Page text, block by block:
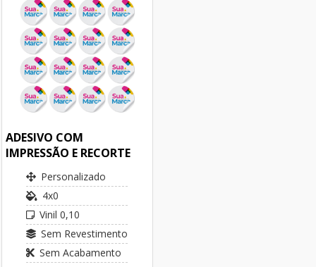
ADESIVO COM
IMPRESSÃO E RECORTE
Personalizado
4x0
Vinil 0,10
Sem Revestimento
Sem Acabamento